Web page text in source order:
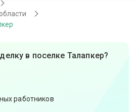
в поселке Талапкер?
работников